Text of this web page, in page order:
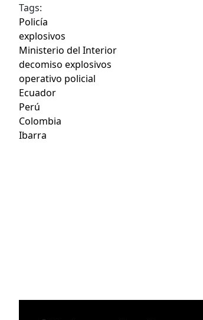
Tags:
Policía
explosivos
Ministerio del Interior
decomiso explosivos
operativo policial
Ecuador
Perú
Colombia
Ibarra